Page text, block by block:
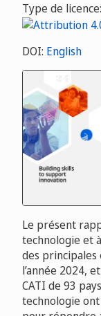
Type de licence:
DOI: English
Le présent
technologie et
des principales
l’année 2024,
CATI de 93
technologie